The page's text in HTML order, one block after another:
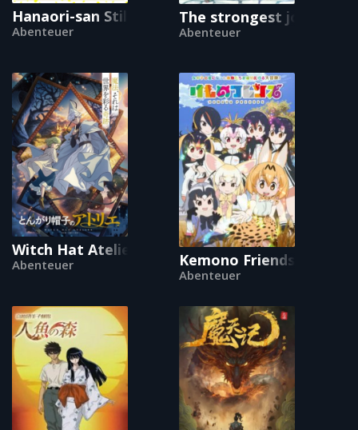
Hanaori-san Still Wants to Fight in the Next
Abenteuer
The strongest job is
Abenteuer
Witch Hat Atelier
Abenteuer Kemono Friends
Abenteuer